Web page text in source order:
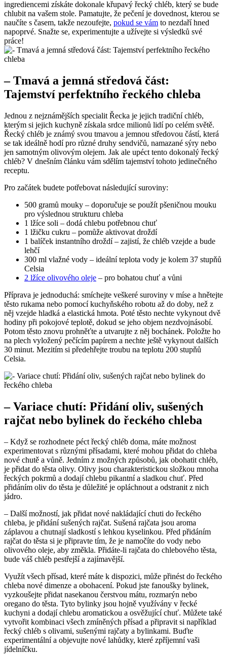
ingrediencemi získáte dokonale křupavý řecký chléb, který se bude
chlubit na vašem stole. Pamatujte, že pečení je dovednost, kterou se
naučíte s časem, takže nezoufejte, pokud se vám to nezdaří hned
napoprvé. Snažte se, experimentujte a užívejte si výsledků své
práce!
– Tmavá a jemná středová část:
Tajemství perfektního řeckého chleba
Jednou z nejznámějších specialit Řecka je jejich tradiční chléb,
kterým si jejich kuchyně získala srdce milionů lidí po celém světě.
Řecký chléb je známý svou tmavou a jemnou středovou částí, která
se tak ideálně hodí pro různé druhy sendvičů, namazané sýry nebo
jen samotným olivovým olejem. Jak ale upéct tento dokonalý řecký
chléb? V dnešním článku vám sdělím tajemství tohoto jedinečného
receptu.
Pro začátek budete potřebovat následující suroviny:
500 gramů mouky – doporučuje se použít pšeničnou mouku
pro výslednou strukturu chleba
1 lžíce soli – dodá chlebu potřebnou chuť
1 lžičku cukru – pomůže aktivovat droždí
1 balíček instantního droždí – zajistí, že chléb vzejde a bude
lehčí
300 ml vlažné vody – ideální teplota vody je kolem 37 stupňů
Celsia
2 lžíce olivového oleje – pro bohatou chuť a vůni
Příprava je jednoduchá: smíchejte veškeré suroviny v míse a hnětejte
těsto rukama nebo pomocí kuchyňského robotu až do doby, než z
něj vzejde hladká a elastická hmota. Poté těsto nechte vykynout dvě
hodiny při pokojové teplotě, dokud se jeho objem nezdvojnásobí.
Potom těsto znovu prohněťte a utvarujte z něj bochánek. Položte ho
na plech vyložený pečícím papírem a nechte ještě vykynout dalších
30 minut. Mezitím si předehřejte troubu na teplotu 200 stupňů
Celsia.
– Variace chutí: Přidání oliv, sušených
rajčat nebo bylinek do řeckého chleba
– Když se rozhodnete péct řecký chléb doma, máte možnost
experimentovat s různými přísadami, které mohou přidat do chleba
nové chutě a vůně. Jedním z možných způsobů, jak obohatit chléb,
je přidat do těsta olivy. Olivy jsou charakteristickou složkou mnoha
řeckých pokrmů a dodají chlebu pikantní a sladkou chuť. Před
přidáním oliv do těsta je důležité je opláchnout a odstranit z nich
jádro.
– Další možností, jak přidat nové nakládající chuti do řeckého
chleba, je přidání sušených rajčat. Sušená rajčata jsou aroma
záplavou a chutnají sladkostí s lehkou kyselinkou. Před přidáním
rajčat do těsta si je připravte tím, že je namočíte do vody nebo
olivového oleje, aby změkla. Přidáte-li rajčata do chlebového těsta,
bude váš chléb pestřejší a zajímavější.
Využít všech přísad, které máte k dispozici, může přinést do řeckého
chleba nové dimenze a obohacení. Pokud jste fanoušky bylinek,
vyzkoušejte přidat nasekanou čerstvou mátu, rozmarýn nebo
oregano do těsta. Tyto bylinky jsou hojně využívány v řecké
kuchyni a dodají chlebu aromatickou a osvěžující chuť. Můžete také
vytvořit kombinaci všech zmíněných přísad a připravit si například
řecký chléb s olivami, sušenými rajčaty a bylinkami. Buďte
experimentální a objevujte nové lahůdky, které zpříjemní vaši
jídelníčku.